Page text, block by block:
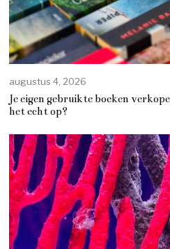
augustus 4, 2026
Je eigen gebruikte boeken
het echt op?